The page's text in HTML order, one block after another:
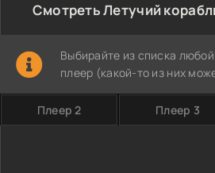
Смотреть Летучий
Выбирайте из списка
плеер (какой-то из них
Плеер 2 Плеер 3